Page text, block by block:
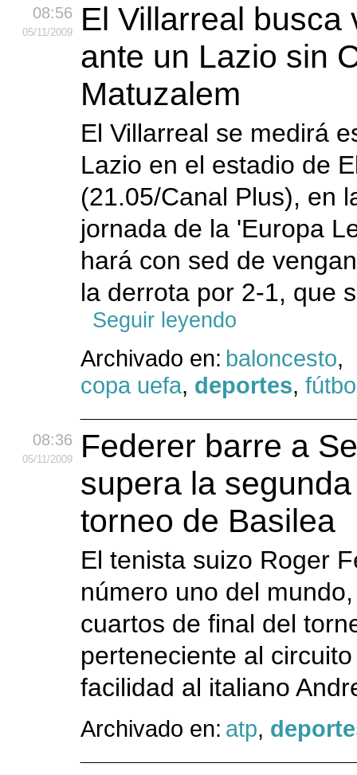
08:56
05/11/2009
El Villarreal busca
ante un Lazio sin
Matuzalem
El Villarreal se medirá
Lazio en el estadio de
(21.05/Canal Plus), en
jornada de la 'Europa
hará con sed de
la derrota por 2-1, que
Seguir leyendo
Archivado en: baloncesto,
copa uefa, deportes,
08:36
05/11/2009
Federer barre a
supera la
torneo de Basilea
El tenista suizo Roger
número uno del
cuartos de final del
perteneciente al
facilidad al italiano
Archivado en: atp,